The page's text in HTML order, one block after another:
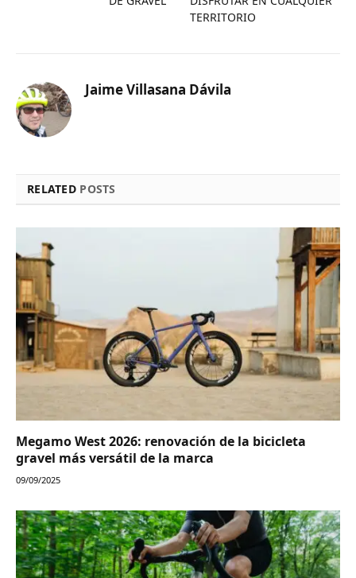
TERRITORIO
Jaime Villasana Dávila
RELATED POSTS
Megamo West 2026: renovación de la bicicleta
gravel más versátil de la marca
09/09/2025